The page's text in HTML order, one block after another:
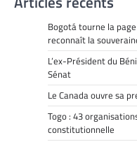
Bogotá tourne la
reconnaît la
L’ex-Président du
Sénat
Le Canada ouvre sa
Togo : 43
constitutionnelle